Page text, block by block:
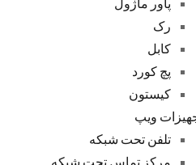
رک
کابل
پچ کورد
کیستون
ویپ
تلفن تحت شبکه
مرکز تماس تحت شبکه